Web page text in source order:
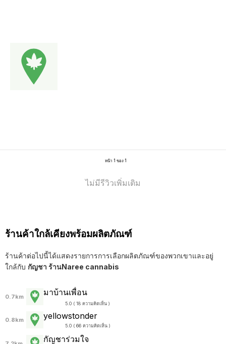
หน้า 1 ของ 1
ไม่มีรีวิวเพิ่มเติม
ร้านค้าใกล้เคียงพร้อมผลิตภัณฑ์
ร้านค้าต่อไปนี้ได้แสดงรายการการเลือกผลิตภัณฑ์ของพวกเขาและอยู่
ใกล้กับ กัญชา ร้านNaree cannabis
0.7km มาบ้านเพื่อน
5.0 ( 18 ความคิดเห็น )
0.8km yellowstonder
5.0 ( 66 ความคิดเห็น )
กัญชาร่วมใจ